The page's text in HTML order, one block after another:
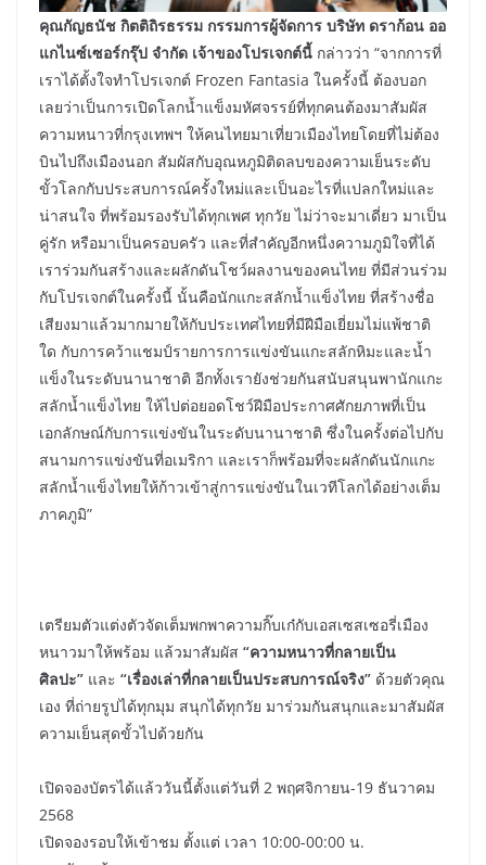
คุณกัญธนัช กิตติถิรธรรม กรรมการผู้จัดการ บริษัท ดราก้อน ออ
แกไนซ์เซอร์กรุ๊ป จำกัด เจ้าของโปรเจกต์นี้ กล่าวว่า “จากการที่
เราได้ตั้งใจทำโปรเจกต์ Frozen Fantasia ในครั้งนี้ ต้องบอก
เลยว่าเป็นการเปิดโลกน้ำแข็งมหัศจรรย์ที่ทุกคนต้องมาสัมผัส
ความหนาวที่กรุงเทพฯ ให้คนไทยมาเที่ยวเมืองไทยโดยที่ไม่ต้อง
บินไปถึงเมืองนอก สัมผัสกับอุณหภูมิติดลบของความเย็นระดับ
ขั้วโลกกับประสบการณ์ครั้งใหม่และเป็นอะไรที่แปลกใหม่และ
น่าสนใจ ที่พร้อมรองรับได้ทุกเพศ ทุกวัย ไม่ว่าจะมาเดี่ยว มาเป็น
คู่รัก หรือมาเป็นครอบครัว และที่สำคัญอีกหนึ่งความภูมิใจที่ได้
เราร่วมกันสร้างและผลักดันโชว์ผลงานของคนไทย ที่มีส่วนร่วม
กับโปรเจกต์ในครั้งนี้ นั้นคือนักแกะสลักน้ำแข็งไทย ที่สร้างชื่อ
เสียงมาแล้วมากมายให้กับประเทศไทยที่มีฝีมือเยี่ยมไม่แพ้ชาติ
ใด กับการคว้าแชมป์รายการการแข่งขันแกะสลักหิมะและน้ำ
แข็งในระดับนานาชาติ อีกทั้งเรายังช่วยกันสนับสนุนพานักแกะ
สลักน้ำแข็งไทย ให้ไปต่อยอดโชว์ฝีมือประกาศศักยภาพที่เป็น
เอกลักษณ์กับการแข่งขันในระดับนานาชาติ ซึ่งในครั้งต่อไปกับ
สนามการแข่งขันที่อเมริกา และเราก็พร้อมที่จะผลักดันนักแกะ
สลักน้ำแข็งไทยให้ก้าวเข้าสู่การแข่งขันในเวทีโลกได้อย่างเต็ม
ภาคภูมิ”
เตรียมตัวแต่งตัวจัดเต็มพกพาความกิ๊บเก๋กับเอสเซสเซอรี่เมือง
หนาวมาให้พร้อม แล้วมาสัมผัส “ความหนาวที่กลายเป็น
ศิลปะ” และ “เรื่องเล่าที่กลายเป็นประสบการณ์จริง” ด้วยตัวคุณ
เอง ที่ถ่ายรูปได้ทุกมุม สนุกได้ทุกวัย มาร่วมกันสนุกและมาสัมผัส
ความเย็นสุดขั้วไปด้วยกัน
เปิดจองบัตรได้แล้ววันนี้ตั้งแต่วันที่ 2 พฤศจิกายน-19 ธันวาคม
2568
​เปิดจองรอบให้เข้าชม ตั้งแต่ เวลา 10:00-00:00 น.